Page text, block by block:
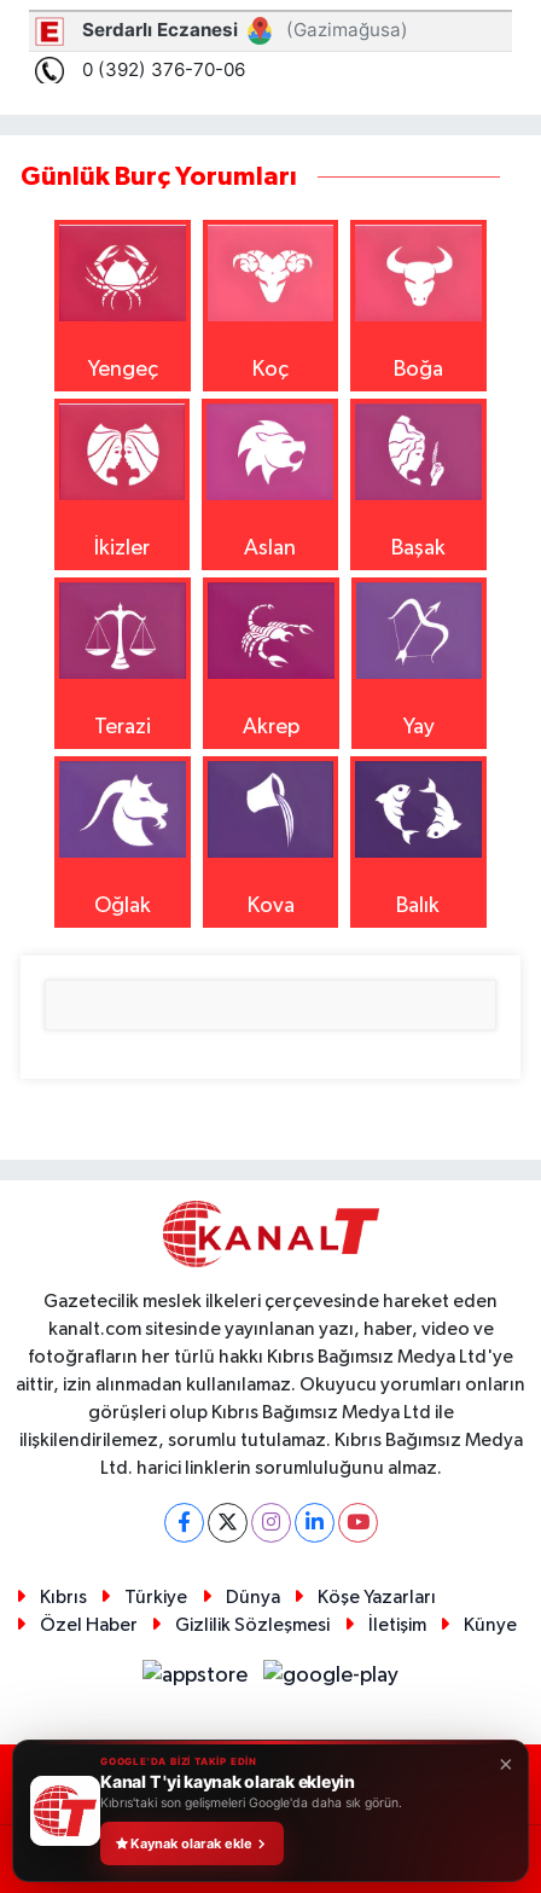
Günlük Burç Yorumları
Yengeç Koç Boğa
İkizler Aslan Başak
Terazi Akrep Yay
Oğlak Kova Balık
Gazetecilik meslek ilkeleri çerçevesinde hareket eden
kanalt.com sitesinde yayınlanan yazı, haber, video ve
fotoğrafların her türlü hakkı Kıbrıs Bağımsız Medya Ltd'ye
aittir, izin alınmadan kullanılamaz. Okuyucu yorumları onların
görüşleri olup Kıbrıs Bağımsız Medya Ltd ile
ilişkilendirilemez, sorumlu tutulamaz. Kıbrıs Bağımsız Medya
Ltd. harici linklerin sorumluluğunu almaz.
Kıbrıs Türkiye Dünya
Köşe Yazarları
Özel Haber
Gizlilik Sözleşmesi İletişim Künye
RSS Copyright © 2026. Her hakkı saklıdır.
Haber Yazılımı:
×
GOOGLE'DA BİZİ TAKİP EDİN
Kanal T 'yi kaynak olarak ekleyin
Kıbrıs'taki son gelişmeleri Google'da daha sık görün.
Kaynak olarak ekle